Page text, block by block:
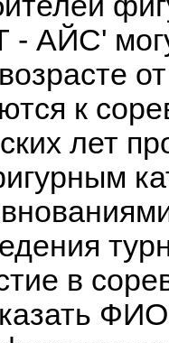
АЙС'
от
к
лет
в